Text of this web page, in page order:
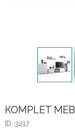
KOMPLET
ID: 3217